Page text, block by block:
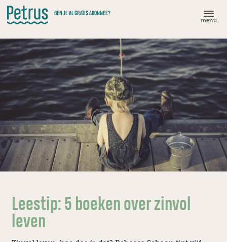
Doorgaan
naar
hoofdinhoud
BEN JE AL GRATIS ABONNEE?
menu
Leestip: 5 boeken over zinvol
leven